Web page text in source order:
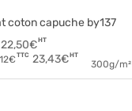
coton capuche by137
22,50€HT
€ TTC 23,43€HT
300g/m²